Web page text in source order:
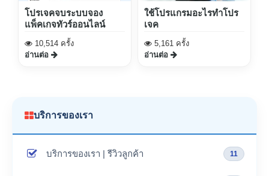
บริการของเรา
บริการของเรา | รีวิวลูกค้า 11
โปรเจคจบระบบจอง
แพ็คเกจทัวร์ออนไลน์
10,514 ครั้ง
อ่านต่อ
ใช้โปรแกรมอะไรทำโปร
เจค
5,161 ครั้ง
อ่านต่อ